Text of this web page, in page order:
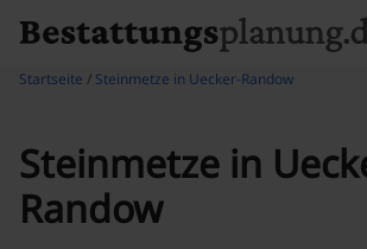
Startseite / Steinmetze in Uecker-Randow
Steinmetze in
Randow